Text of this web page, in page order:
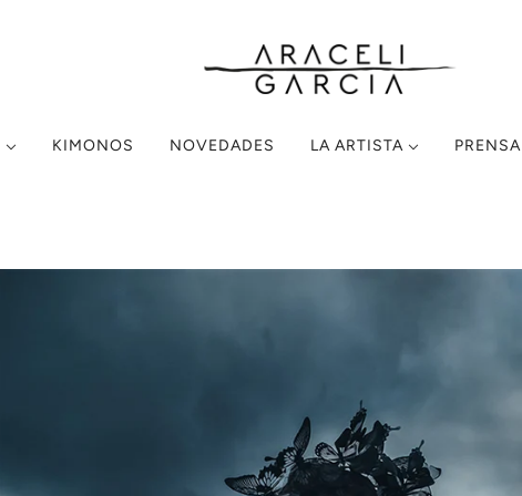
KIMONOS NOVEDADES LA ARTISTA PRENSA